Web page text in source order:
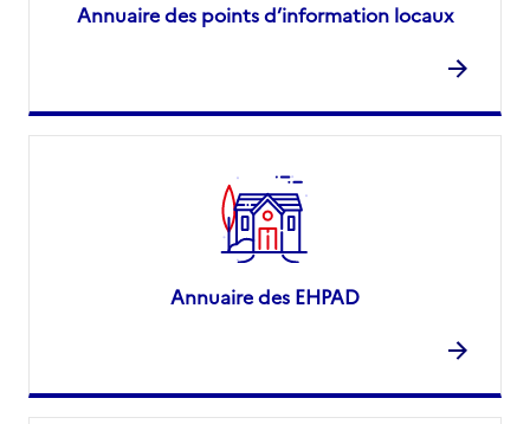
Annuaire des points d’information locaux
Annuaire des EHPAD